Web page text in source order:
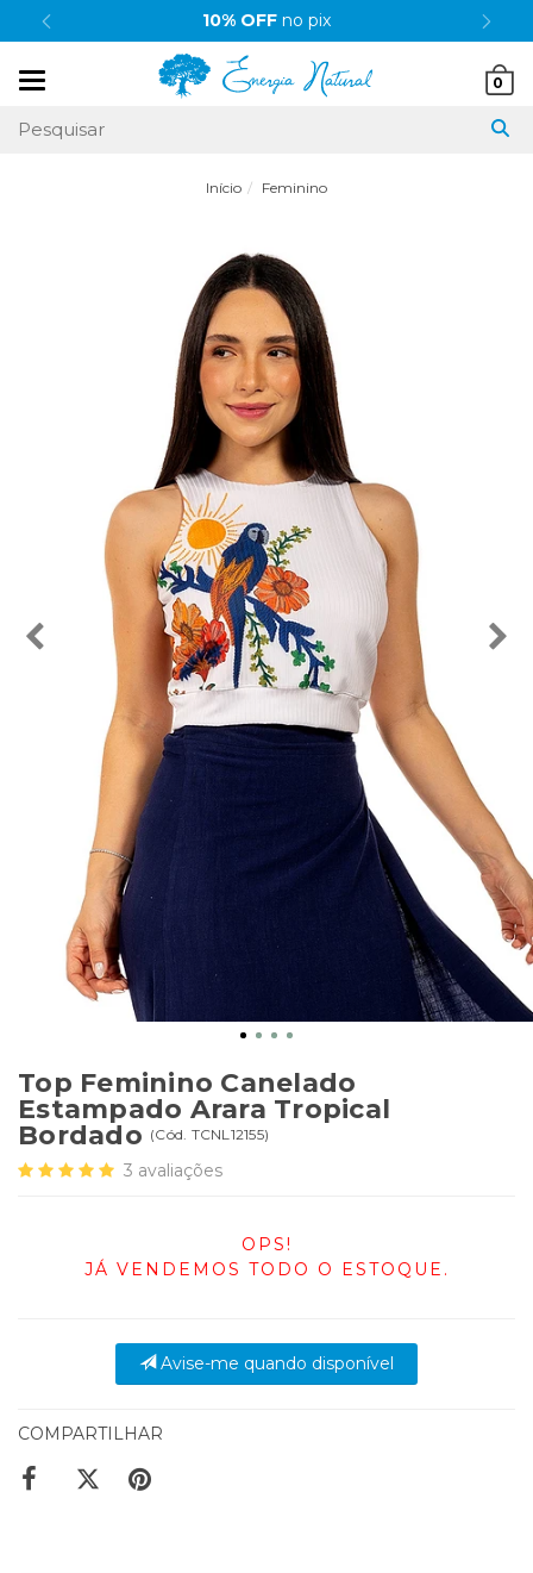
10% OFF no pix
0
Início Feminino
Top Feminino Canelado
Estampado Arara Tropical
Bordado (Cód. TCNL12155)
3 avaliações
OPS!
JÁ VENDEMOS TODO O ESTOQUE.
Avise-me quando disponível
COMPARTILHAR